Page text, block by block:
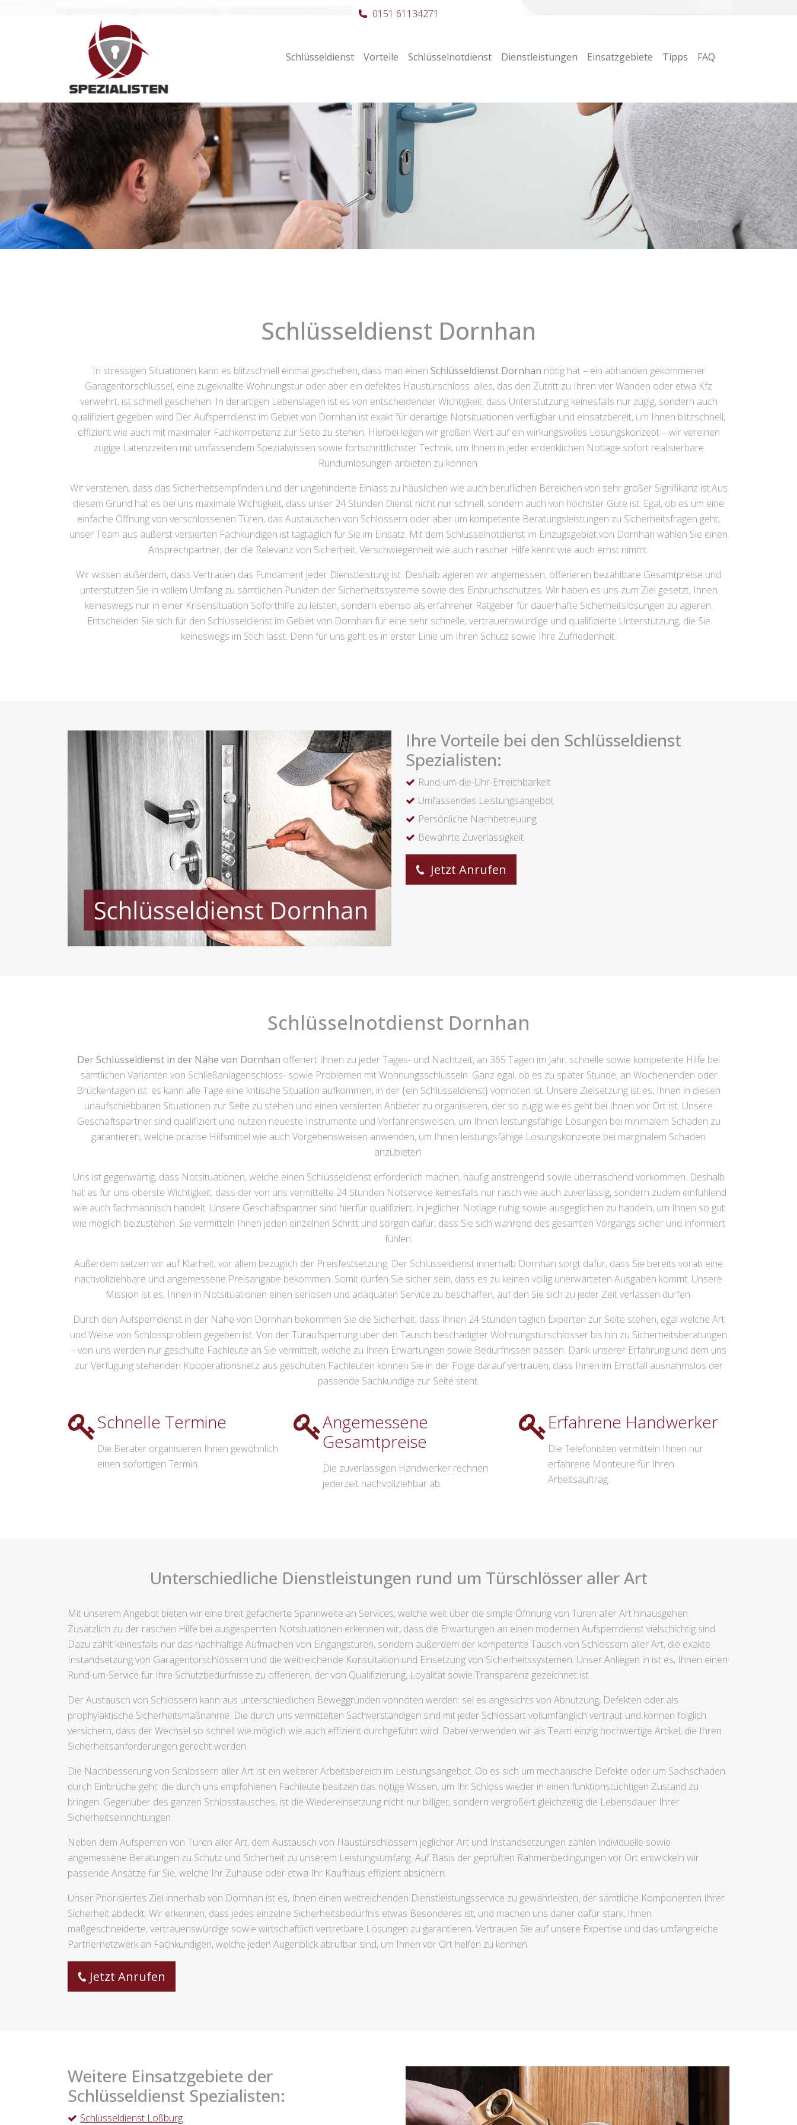
Hauptnavigation Schlüsseldienst Vorteile Schlüsselnotdienst Dienstleistungen Einsatzgebiete Tipps FAQ
0151 61134271
Schlüsseldienst Dornhan
In stressigen Situationen kann es blitzschnell einmal geschehen, dass man einen Schlüsseldienst Dornhan nötig hat – ein abhanden gekommener
Garagentorschlüssel, eine zugeknallte Wohnungstür oder aber ein defektes Haustürschloss: alles, das den Zutritt zu Ihren vier Wänden oder etwa Kfz
verwehrt, ist schnell geschehen. In derartigen Lebenslagen ist es von entscheidender Wichtigkeit, dass Unterstützung keinesfalls nur zügig, sondern auch
qualifiziert gegeben wird Der Aufsperrdienst im Gebiet von Dornhan ist exakt für derartige Notsituationen verfügbar und einsatzbereit, um Ihnen blitzschnell,
effizient wie auch mit maximaler Fachkompetenz zur Seite zu stehen. Hierbei legen wir großen Wert auf ein wirkungsvolles Lösungskonzept – wir vereinen
zügige Latenzzeiten mit umfassendem Spezialwissen sowie fortschrittlichster Technik, um Ihnen in jeder erdenklichen Notlage sofort realisierbare
Rundumlösungen anbieten zu können.
Wir verstehen, dass das Sicherheitsempfinden und der ungehinderte Einlass zu häuslichen wie auch beruflichen Bereichen von sehr großer Signifikanz ist.Aus
diesem Grund hat es bei uns maximale Wichtigkeit, dass unser 24 Stunden Dienst nicht nur schnell, sondern auch von höchster Güte ist. Egal, ob es um eine
einfache Öffnung von verschlossenen Türen, das Austauschen von Schlössern oder aber um kompetente Beratungsleistungen zu Sicherheitsfragen geht,
unser Team aus äußerst versierten Fachkundigen ist tagtäglich für Sie im Einsatz. Mit dem Schlüsselnotdienst im Einzugsgebiet von Dornhan wählen Sie einen
Ansprechpartner, der die Relevanz von Sicherheit, Verschwiegenheit wie auch rascher Hilfe kennt wie auch ernst nimmt.
Wir wissen außerdem, dass Vertrauen das Fundament jeder Dienstleistung ist. Deshalb agieren wir angemessen, offerieren bezahlbare Gesamtpreise und
unterstützen Sie in vollem Umfang zu sämtlichen Punkten der Sicherheitssysteme sowie des Einbruchschutzes. Wir haben es uns zum Ziel gesetzt, Ihnen
keineswegs nur in einer Krisensituation Soforthilfe zu leisten, sondern ebenso als erfahrener Ratgeber für dauerhafte Sicherheitslösungen zu agieren.
Entscheiden Sie sich für den Schlüsseldienst im Gebiet von Dornhan für eine sehr schnelle, vertrauenswürdige und qualifizierte Unterstützung, die Sie
keineswegs im Stich lässt. Denn für uns geht es in erster Linie um Ihren Schutz sowie Ihre Zufriedenheit.
Ihre Vorteile bei den Schlüsseldienst
Spezialisten:
Rund-um-die-Uhr-Erreichbarkeit
Umfassendes Leistungsangebot
Persönliche Nachbetreuung
Bewährte Zuverlässigkeit
Jetzt Anrufen
Schlüsselnotdienst Dornhan
Der Schlüsseldienst in der Nähe von Dornhan offeriert Ihnen zu jeder Tages- und Nachtzeit, an 365 Tagen im Jahr, schnelle sowie kompetente Hilfe bei
sämtlichen Varianten von Schließanlagenschloss- sowie Problemen mit Wohnungsschlüsseln. Ganz egal, ob es zu später Stunde, an Wochenenden oder
Brückentagen ist: es kann alle Tage eine kritische Situation aufkommen, in der {ein Schlüsseldienst} vonnöten ist. Unsere Zielsetzung ist es, Ihnen in diesen
unaufschiebbaren Situationen zur Seite zu stehen und einen versierten Anbieter zu organisieren, der so zügig wie es geht bei Ihnen vor Ort ist. Unsere
Geschäftspartner sind qualifiziert und nutzen neueste Instrumente und Verfahrensweisen, um Ihnen leistungsfähige Lösungen bei minimalem Schaden zu
garantieren, welche präzise Hilfsmittel wie auch Vorgehensweisen anwenden, um Ihnen leistungsfähige Lösungskonzepte bei marginalem Schaden
anzubieten.
Uns ist gegenwärtig, dass Notsituationen, welche einen Schlüsseldienst erforderlich machen, häufig anstrengend sowie überraschend vorkommen. Deshalb
hat es für uns oberste Wichtigkeit, dass der von uns vermittelte 24 Stunden Notservice keinesfalls nur rasch wie auch zuverlässig, sondern zudem einfühlend
wie auch fachmännisch handelt. Unsere Geschäftspartner sind hierfür qualifiziert, in jeglicher Notlage ruhig sowie ausgeglichen zu handeln, um Ihnen so gut
wie möglich beizustehen. Sie vermitteln Ihnen jeden einzelnen Schritt und sorgen dafür, dass Sie sich während des gesamten Vorgangs sicher und informiert
fühlen.
Außerdem setzen wir auf Klarheit, vor allem bezüglich der Preisfestsetzung. Der Schlüsseldienst innerhalb Dornhan sorgt dafür, dass Sie bereits vorab eine
nachvollziehbare und angemessene Preisangabe bekommen. Somit dürfen Sie sicher sein, dass es zu keinen völlig unerwarteten Ausgaben kommt. Unsere
Mission ist es, Ihnen in Notsituationen einen seriösen und adäquaten Service zu beschaffen, auf den Sie sich zu jeder Zeit verlassen dürfen.
Durch den Aufsperrdienst in der Nähe von Dornhan bekommen Sie die Sicherheit, dass Ihnen 24 Stunden täglich Experten zur Seite stehen, egal welche Art
und Weise von Schlossproblem gegeben ist. Von der Türaufsperrung über den Tausch beschädigter Wohnungstürschlösser bis hin zu Sicherheitsberatungen
– von uns werden nur geschulte Fachleute an Sie vermittelt, welche zu Ihren Erwartungen sowie Bedürfnissen passen. Dank unserer Erfahrung und dem uns
zur Verfügung stehenden Kooperationsnetz aus geschulten Fachleuten können Sie in der Folge darauf vertrauen, dass Ihnen im Ernstfall ausnahmslos der
passende Sachkundige zur Seite steht.
Schnelle Termine
Die Berater organisieren Ihnen gewöhnlich
einen sofortigen Termin.
Angemessene
Gesamtpreise
Die zuverlässigen Handwerker rechnen
jederzeit nachvollziehbar ab.
Erfahrene Handwerker
Die Telefonisten vermitteln Ihnen nur
erfahrene Monteure für Ihren
Arbeitsauftrag.
Unterschiedliche Dienstleistungen rund um Türschlösser aller Art
Mit unserem Angebot bieten wir eine breit gefächerte Spannweite an Services, welche weit über die simple Öfnnung von Türen aller Art hinausgehen.
Zusätzlich zu der raschen Hilfe bei ausgesperrten Notsituationen erkennen wir, dass die Erwartungen an einen modernen Aufsperrdienst vielschichtig sind.
Dazu zählt keinesfalls nur das nachhaltige Aufmachen von Eingangstüren, sondern außerdem der kompetente Tausch von Schlössern aller Art, die exakte
Instandsetzung von Garagentorschlössern und die weitreichende Konsultation und Einsetzung von Sicherheitssystemen. Unser Anliegen in ist es, Ihnen einen
Rund-um-Service für Ihre Schutzbedürfnisse zu offerieren, der von Qualifizierung, Loyalität sowie Transparenz gezeichnet ist.
Der Austausch von Schlössern kann aus unterschiedlichen Beweggründen vonnöten werden: sei es angesichts von Abnutzung, Defekten oder als
prophylaktische Sicherheitsmaßnahme. Die durch uns vermittelten Sachverständigen sind mit jeder Schlossart vollumfänglich vertraut und können folglich
versichern, dass der Wechsel so schnell wie möglich wie auch effizient durchgeführt wird. Dabei verwenden wir als Team einzig hochwertige Artikel, die Ihren
Sicherheitsanforderungen gerecht werden.
Die Nachbesserung von Schlössern aller Art ist ein weiterer Arbeitsbereich im Leistungsangebot. Ob es sich um mechanische Defekte oder um Sachschäden
durch Einbrüche geht: die durch uns empfohlenen Fachleute besitzen das nötige Wissen, um Ihr Schloss wieder in einen funktionstüchtigen Zustand zu
bringen. Gegenüber des ganzen Schlosstausches, ist die Wiedereinsetzung nicht nur billiger, sondern vergrößert gleichzeitig die Lebensdauer Ihrer
Sicherheitseinrichtungen.
Neben dem Aufsperren von Türen aller Art, dem Austausch von Haustürschlössern jeglicher Art und Instandsetzungen zählen individuelle sowie
angemessene Beratungen zu Schutz und Sicherheit zu unserem Leistungsumfang. Auf Basis der geprüften Rahmenbedingungen vor Ort entwickeln wir
passende Ansätze für Sie, welche Ihr Zuhause oder etwa Ihr Kaufhaus effizient absichern.
Unser Priorisiertes Ziel innerhalb von Dornhan ist es, Ihnen einen weitreichenden Dienstleistungsservice zu gewährleisten, der sämtliche Komponenten Ihrer
Sicherheit abdeckt. Wir erkennen, dass jedes einzelne Sicherheitsbedürfnis etwas Besonderes ist, und machen uns daher dafür stark, Ihnen
maßgeschneiderte, vertrauenswürdige sowie wirtschaftlich vertretbare Lösungen zu garantieren. Vertrauen Sie auf unsere Expertise und das umfangreiche
Partnernetzwerk an Fachkundigen, welche jeden Augenblick abrufbar sind, um Ihnen vor Ort helfen zu können.
Jetzt Anrufen
Weitere Einsatzgebiete der
Schlüsseldienst Spezialisten:
Schlüsseldienst Loßburg